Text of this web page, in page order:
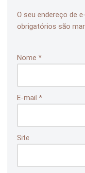
O seu endereço de
obrigatórios são
Nome *
E-mail *
Site